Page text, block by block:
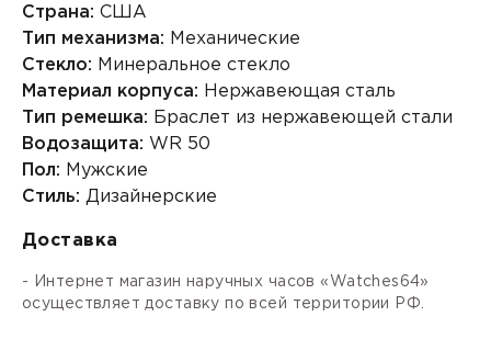
Страна: США
Тип механизма: Механические
Стекло: Минеральное стекло
Материал корпуса: Нержавеющая сталь
Тип ремешка: Браслет из нержавеющей стали
Водозащита: WR 50
Пол: Мужские
Стиль: Дизайнерские
Доставка
- Интернет магазин наручных часов «Watches64»
осуществляет доставку по всей территории РФ.